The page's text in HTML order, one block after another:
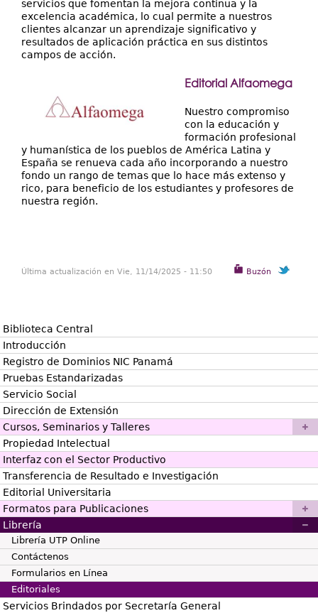
servicios que fomentan la mejora continua y la
excelencia académica, lo cual permite a nuestros
clientes alcanzar un aprendizaje significativo y
resultados de aplicación práctica en sus distintos
campos de acción.
Editorial Alfaomega
Nuestro compromiso
con la educación y
formación profesional
y humanística de los pueblos de América Latina y
España se renueva cada año incorporando a nuestro
fondo un rango de temas que lo hace más extenso y
rico, para beneficio de los estudiantes y profesores de
nuestra región.
Buzón
Última actualización en Vie, 11/14/2025 - 11:50
Biblioteca Central
Introducción
Registro de Dominios NIC Panamá
Pruebas Estandarizadas
Servicio Social
Dirección de Extensión
Cursos, Seminarios y Talleres
Propiedad Intelectual
Interfaz con el Sector Productivo
Transferencia de Resultado e Investigación
Editorial Universitaria
Formatos para Publicaciones
Librería
Librería UTP Online
Contáctenos
Formularios en Línea
Editoriales
Servicios Brindados por Secretaría General